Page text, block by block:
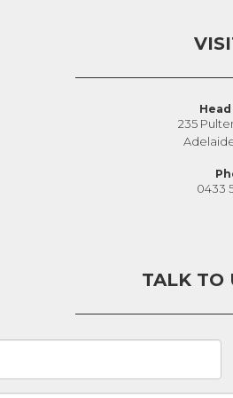
235
0433
TALK TO